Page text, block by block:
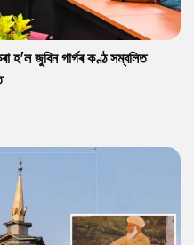
হ'ল জুবিন গাৰ্গৰ কণ্ঠ সম্বলিত